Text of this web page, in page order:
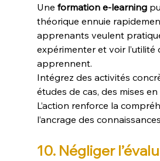
Une formation e-learning
théorique ennuie
apprenants veulent
expérimenter et voir l’utilité
apprennent.
Intégrez des activités
études de cas, des mises
L’action renforce la
l’ancrage des
10. Négliger